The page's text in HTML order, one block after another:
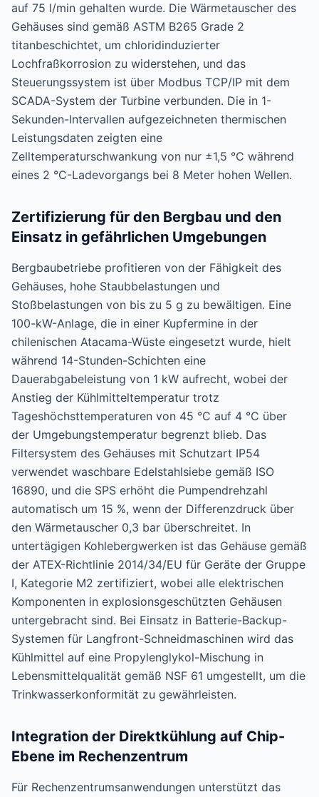
auf 75 l/min gehalten wurde. Die Wärmetauscher des
Gehäuses sind gemäß ASTM B265 Grade 2
titanbeschichtet, um chloridinduzierter
Lochfraßkorrosion zu widerstehen, und das
Steuerungssystem ist über Modbus TCP/IP mit dem
SCADA-System der Turbine verbunden. Die in 1-
Sekunden-Intervallen aufgezeichneten thermischen
Leistungsdaten zeigten eine
Zelltemperaturschwankung von nur ±1,5 °C während
eines 2 °C-Ladevorgangs bei 8 Meter hohen Wellen.
Zertifizierung für den Bergbau und den
Einsatz in gefährlichen Umgebungen
Bergbaubetriebe profitieren von der Fähigkeit des
Gehäuses, hohe Staubbelastungen und
Stoßbelastungen von bis zu 5 g zu bewältigen. Eine
100-kW-Anlage, die in einer Kupfermine in der
chilenischen Atacama-Wüste eingesetzt wurde, hielt
während 14-Stunden-Schichten eine
Dauerabgabeleistung von 1 kW aufrecht, wobei der
Anstieg der Kühlmitteltemperatur trotz
Tageshöchsttemperaturen von 45 °C auf 4 °C über
der Umgebungstemperatur begrenzt blieb. Das
Filtersystem des Gehäuses mit Schutzart IP54
verwendet waschbare Edelstahlsiebe gemäß ISO
16890, und die SPS erhöht die Pumpendrehzahl
automatisch um 15 %, wenn der Differenzdruck über
den Wärmetauscher 0,3 bar überschreitet. In
untertägigen Kohlebergwerken ist das Gehäuse gemäß
der ATEX-Richtlinie 2014/34/EU für Geräte der Gruppe
I, Kategorie M2 zertifiziert, wobei alle elektrischen
Komponenten in explosionsgeschützten Gehäusen
untergebracht sind. Bei Einsatz in Batterie-Backup-
Systemen für Langfront-Schneidmaschinen wird das
Kühlmittel auf eine Propylenglykol-Mischung in
Lebensmittelqualität gemäß NSF 61 umgestellt, um die
Trinkwasserkonformität zu gewährleisten.
Integration der Direktkühlung auf Chip-
Ebene im Rechenzentrum
Für Rechenzentrumsanwendungen unterstützt das